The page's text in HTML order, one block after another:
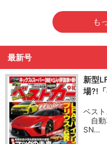
も
最新号
新型
場?!
ベス
自動
SN…